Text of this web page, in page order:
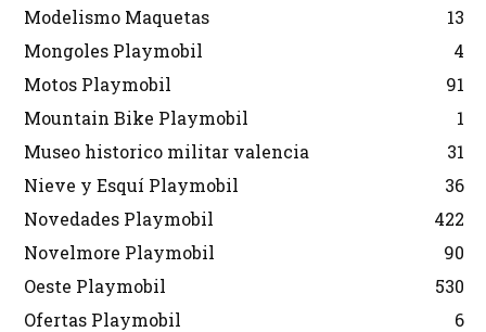
Modelismo Maquetas
13
Mongoles Playmobil
4
Motos Playmobil
91
Mountain Bike Playmobil
1
Museo historico militar valencia
31
Nieve y Esquí Playmobil
36
Novedades Playmobil
422
Novelmore Playmobil
90
Oeste Playmobil
530
Ofertas Playmobil
6